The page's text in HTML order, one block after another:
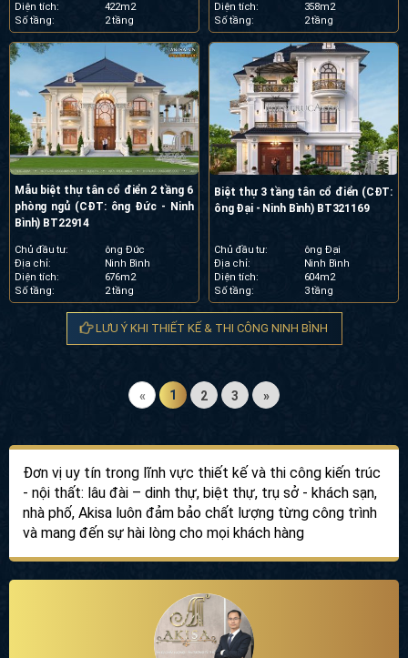
Diện tích:
422m2
Số tầng:
2 tầng
Diện tích:
358m2
Số tầng:
2 tầng
Mẫu biệt thự tân cổ điển 2 tầng 6
phòng ngủ (CĐT: ông Đức - Ninh
Bình) BT22914
Chủ đầu tư:
ông Đức
Địa chỉ:
Ninh Bình
Diện tích:
676m2
Số tầng:
2 tầng
Biệt thự 3 tầng tân cổ điển (CĐT:
ông Đại - Ninh Bình) BT321169
Chủ đầu tư:
ông Đại
Địa chỉ:
Ninh Bình
Diện tích:
604m2
Số tầng:
3 tầng
LƯU Ý KHI THIẾT KẾ & THI CÔNG NINH BÌNH
« 1 2 3 »
Đơn vị uy tín trong lĩnh vực thiết kế và thi công kiến trúc
- nội thất: lâu đài – dinh thự, biệt thự, trụ sở - khách sạn,
nhà phố, Akisa luôn đảm bảo chất lượng từng công trình
và mang đến sự hài lòng cho mọi khách hàng